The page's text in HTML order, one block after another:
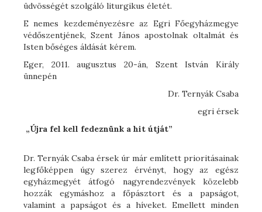
üdvösségét szolgáló liturgikus életét.
E nemes kezdeményezésre az Egri Főegyházmegye
védőszentjének, Szent János apostolnak oltalmát és
Isten bőséges áldását kérem.
Eger, 2011. augusztus 20-án, Szent István Király
ünnepén
Dr. Ternyák Csaba
egri érsek
„Újra fel kell fedeznünk a hit útját”
Dr. Ternyák Csaba érsek úr már említett prioritásainak
legfőképpen úgy szerez érvényt, hogy az egész
egyházmegyét átfogó nagyrendezvények közelebb
hozzák egymáshoz a főpásztort és a papságot,
valamint a papságot és a híveket. Emellett minden